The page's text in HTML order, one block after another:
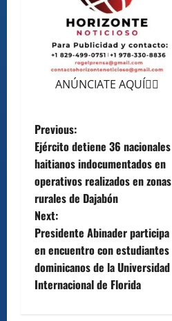
ANÚNCIATE AQUÍ👆🏻
P
o
s
t
n
a
Previous:
Ejército detiene 36 nacionales
haitianos indocumentados en
operativos realizados en zonas
rurales de Dajabón
Next:
Presidente Abinader participa
en encuentro con estudiantes
dominicanos de la Universidad
Internacional de Florida